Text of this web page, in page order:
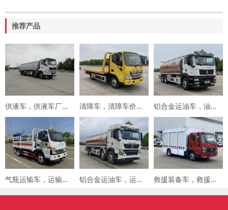
推荐产品
供液车，供液车厂家，专用车厂家，楚胜集团 清障车，清障车价格，楚胜集团 铝合金运油车，油罐车，楚胜汽车集团
气瓶运输车，运输车价格，楚胜汽车集团 铝合金运油车，运油车厂家，楚胜汽车集团 救援装备车，救援车，楚胜汽车集团